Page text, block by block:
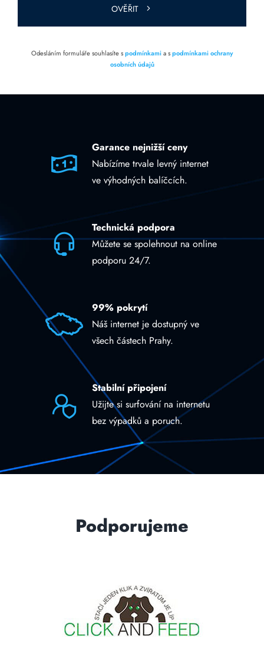
OVĚŘIT
Odesláním formuláře souhlasíte spodmínkamia spodmínkami ochrany
osobních údajů
Garance nejnižší ceny
Nabízíme trvale levný internet
ve výhodných balíčcích.
Technická podpora
Můžete se spolehnout na online
podporu 24/7.
99% pokrytí
Náš internet je dostupný ve
všech částech Prahy.
Stabilní připojení
Užijte si surfování na internetu
bez výpadků a poruch.
Podporujeme